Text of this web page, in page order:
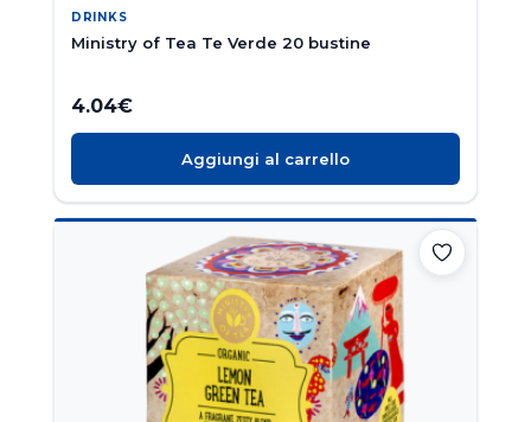
DRINKS
Ministry of Tea Te Verde 20 bustine
4.04€
Aggiungi al carrello